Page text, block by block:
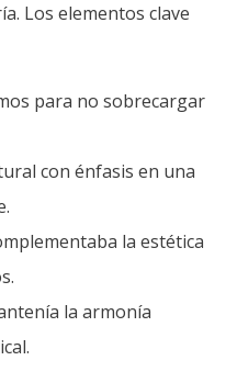
Los elementos clave
para no sobrecargar
con énfasis en una
la estética
la armonía